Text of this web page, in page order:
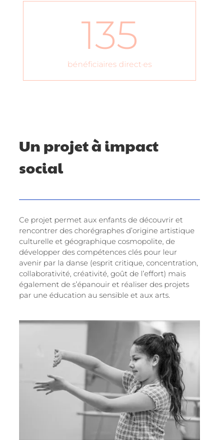
135
bénéficiaires direct·es
Un projet à impact
social
Ce projet permet aux enfants de découvrir et
rencontrer des chorégraphes d’origine artistique
culturelle et géographique cosmopolite, de
développer des compétences clés pour leur
avenir par la danse (esprit critique, concentration,
collaborativité, créativité, goût de l’effort) mais
également de s’épanouir et réaliser des projets
par une éducation au sensible et aux arts.